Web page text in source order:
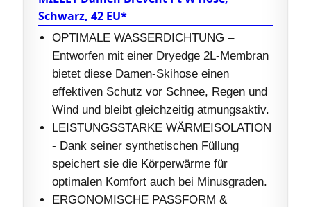
Schwarz, 42 EU*
OPTIMALE WASSERDICHTUNG –
Entworfen mit einer Dryedge 2L-Membran
bietet diese Damen-Skihose einen
effektiven Schutz vor Schnee, Regen und
Wind und bleibt gleichzeitig atmungsaktiv.
LEISTUNGSSTARKE WÄRMEISOLATION
- Dank seiner synthetischen Füllung
speichert sie die Körperwärme für
optimalen Komfort auch bei Minusgraden.
ERGONOMISCHE PASSFORM &